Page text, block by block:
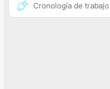
Cronología de trabajo